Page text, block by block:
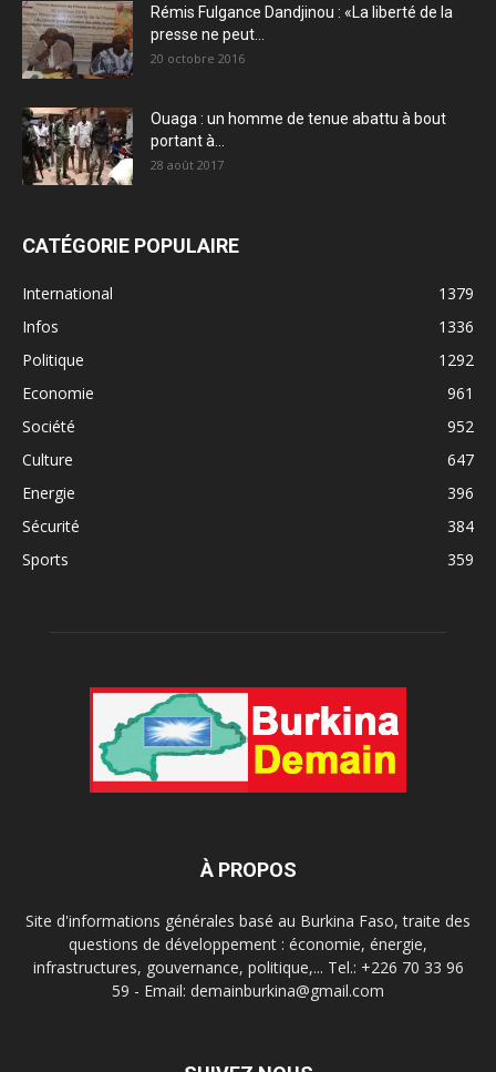
Rémis Fulgance Dandjinou : «La liberté de la
presse ne peut...
20 octobre 2016
Ouaga : un homme de tenue abattu à bout
portant à...
28 août 2017
CATÉGORIE POPULAIRE
International
1379
Infos
1336
Politique
1292
Economie
961
Société
952
Culture
647
Energie
396
Sécurité
384
Sports
359
À PROPOS
Site d'informations générales basé au Burkina Faso, traite des
questions de développement : économie, énergie,
infrastructures, gouvernance, politique,... Tel.: +226 70 33 96
59 - Email: demainburkina@gmail.com